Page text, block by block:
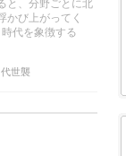
と、分野ごとに北
かび上がってく
代を象徴する
代世襲